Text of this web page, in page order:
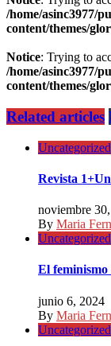
/home/asinc3977/
content/themes/
Notice: Trying to
/home/asinc3977/
content/themes/
Related articles
Uncategorized
Revista
noviembre
By Maria
Uncategorized
El feminismo
junio 6, 2024
By Maria
Uncategorized